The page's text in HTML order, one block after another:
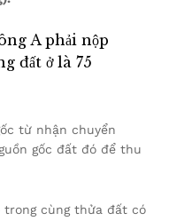
A phải nộp
đất ở là 75
từ nhận chuyển
gốc đất đó để thu
trong cùng thửa đất có